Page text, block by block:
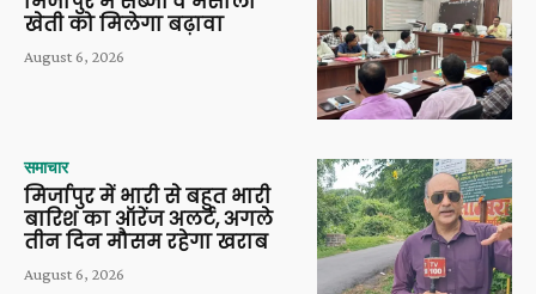
खेती को मिलेगा बढ़ावा
August 6, 2026
समाचार
मिर्जापुर में भारी से बहुत भारी
बारिश का ऑरेंज अलर्ट, अगले
तीन दिन मौसम रहेगा खराब
August 6, 2026